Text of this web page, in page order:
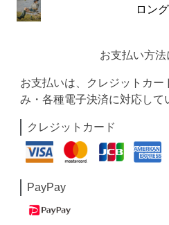
ロン
お支払い方法
お支払いは、クレジットカー
み・各種電子決済に対応して
クレジットカード
PayPay